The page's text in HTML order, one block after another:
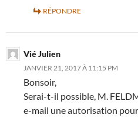
RÉPONDRE
Vié Julien
JANVIER 21, 2017 À 11:15 PM
Bonsoir,
Serai-t-il possible, M.
e-mail une autorisation